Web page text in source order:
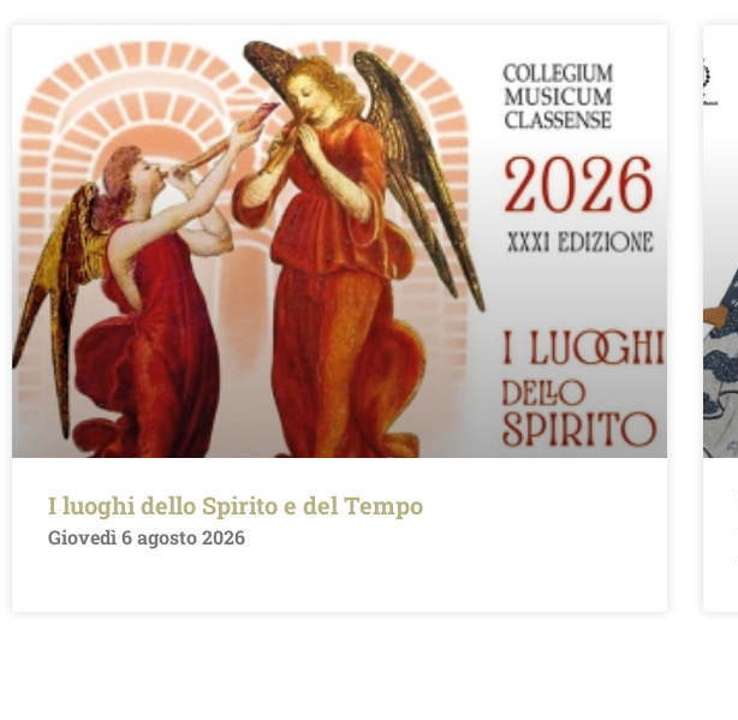
I luoghi dello Spirito e del Tempo
Giovedì 6 agosto 2026